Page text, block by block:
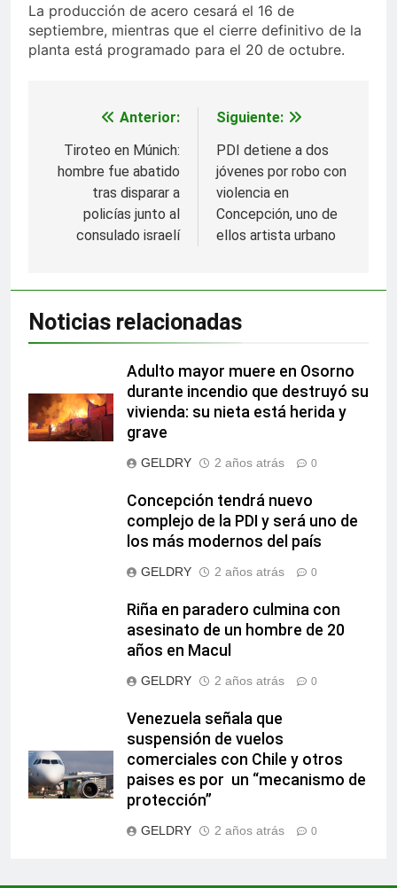
La producción de acero cesará el 16 de
septiembre, mientras que el cierre definitivo de la
planta está programado para el 20 de octubre.
Navegación
de
entradas
Anterior:
Tiroteo en Múnich:
hombre fue abatido
tras disparar a
policías junto al
consulado israelí
Siguiente:
PDI detiene a dos
jóvenes por robo con
violencia en
Concepción, uno de
ellos artista urbano
Noticias relacionadas
Adulto mayor muere en Osorno
durante incendio que destruyó su
vivienda: su nieta está herida y
grave
GELDRY 2 años atrás 0
Concepción tendrá nuevo
complejo de la PDI y será uno de
los más modernos del país
GELDRY 2 años atrás 0
Riña en paradero culmina con
asesinato de un hombre de 20
años en Macul
GELDRY 2 años atrás 0
Venezuela señala que
suspensión de vuelos
comerciales con Chile y otros
paises es por un “mecanismo de
protección”
GELDRY 2 años atrás 0